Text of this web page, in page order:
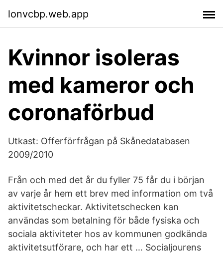
lonvcbp.web.app
Kvinnor isoleras
med kameror och
coronaförbud
Utkast: Offerförfrågan på Skånedatabasen
2009/2010
Från och med det år du fyller 75 får du i början
av varje år hem ett brev med information om två
aktivitetscheckar. Aktivitetschecken kan
användas som betalning för både fysiska och
sociala aktiviteter hos av kommunen godkända
aktivitetsutförare, och har ett … Socialjourens